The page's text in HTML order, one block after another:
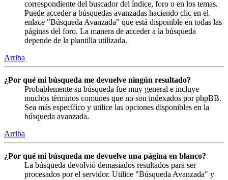
correspondiente del buscador del índice, foro o en los temas.
Puede acceder a búsquedas avanzadas haciendo clic en el
enlace "Búsqueda Avanzada" que está disponible en todas las
páginas del foro. La manera de acceder a la búsqueda
depende de la plantilla utilizada.
Arriba
¿Por qué mi búsqueda me devuelve ningún resultado?
Probablemente su búsqueda fue muy general e incluye
muchos términos comunes que no son indexados por phpBB.
Sea más específico y utilice las opciones disponibles en la
búsqueda avanzada.
Arriba
¿Por qué mi búsqueda me devuelve una página en blanco?
La búsqueda devolvió demasiados resultados para ser
procesados por el servidor. Utilice "Búsqueda Avanzada" y